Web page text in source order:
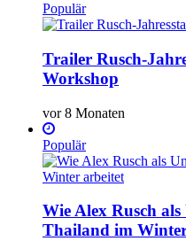
Populär
Trailer Rusch-
Workshop
vor 8 Monaten
Populär
Wie Alex Rusch
Thailand im